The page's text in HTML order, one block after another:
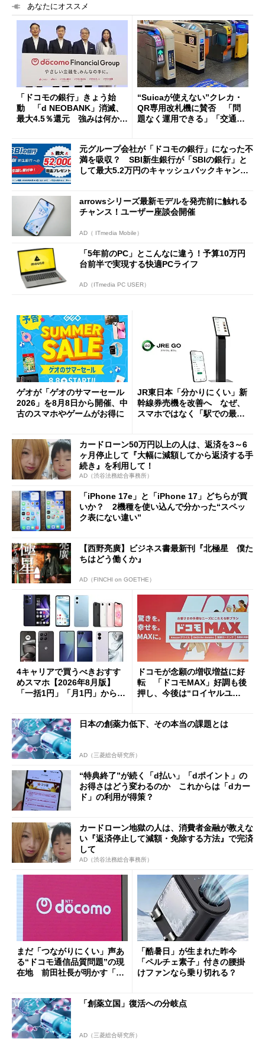
あなたにオススメ
「ドコモの銀行」きょう始
動 「d NEOBANK」消滅、
最大4.5％還元 強みは何か解
“Suicaが使えない”クレカ・
QR専用改札機に賛否 「問
題なく運用できる」「交通系I
元グループ会社が「ドコモの銀行」になった不
満を吸収？ SBI新生銀行が「SBIの銀行」と
して最大5.2万円のキャッシュバックキャンペ
arrowsシリーズ最新モデルを発売前に触れる
チャンス！ユーザー座談会開催
AD（ ITmedia Mobile）
「5年前のPC」とこんなに違う！予算10万円
台前半で実現する快適PCライフ
AD（ITmedia PC USER）
ゲオが「ゲオのサマーセール
2026」を8月8日から開催、中
古のスマホやゲームがお得に
JR東日本「分かりにくい」新
幹線券売機を改善へ なぜ、
スマホではなく「駅での最短
カードローン50万円以上の人は、返済を3～6
ヶ月停止して『大幅に減額してから返済する手
続き』を利用して！
AD（渋谷法務総合事務所）
「iPhone 17e」と「iPhone 17」どちらが買
いか？ 2機種を使い込んで分かった“スペッ
ク表にない違い”
【西野亮廣】ビジネス書最新刊『北極星 僕た
ちはどう働くか』
AD（FINCHI on GOETHE）
4キャリアで買うべきおすす
めスマホ【2026年8月版】
「一括1円」「月1円」からお
ドコモが念願の増収増益に好
転 「ドコモMAX」好調も後
押し、今後は“ロイヤルユー
日本の創薬力低下、その本当の課題とは
AD（三菱総合研究所）
“特典終了”が続く「d払い」「dポイント」の
お得さはどう変わるのか これからは「dカー
ド」の利用が得策？
カードローン地獄の人は、消費者金融が教えな
い『返済停止して減額・免除する方法』で完済
して
AD（渋谷法務総合事務所）
まだ「つながりにくい」声あ
る“ドコモ通信品質問題”の現
在地 前田社長が明かす「道
「酷暑日」が生まれた昨今
「ペルチェ素子」付きの腰掛
けファンなら乗り切れる？
「創薬立国」復活への分岐点
AD（三菱総合研究所）